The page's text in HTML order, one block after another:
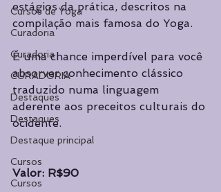
Cursos de Yoga
Curadoria
Curadoria
CURADORIA
Destaques
Destaques
Destaque principal
Cursos
Cursos
estágios da prática, descritos na
compilação mais famosa do Yoga.
É uma chance imperdível para você
absorver conhecimento clássico
traduzido numa linguagem
aderente aos preceitos culturais do
ocidente.
Valor: R$90